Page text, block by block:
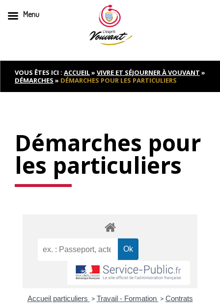
to
contentVOUS ÊTES ICI : ACCUEIL» VIVRE ET SÉJOURNER À VOUVANT »
DÉMARCHES » DÉMARCHES POUR LES PARTICULIERS
Démarches pour
les particuliers
Accueil particuliers > Travail - Formation > Contrats
Menu